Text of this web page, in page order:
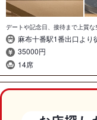
デートや記念日、接待まで上質な
麻布十番駅1番出口より
35000円
14席